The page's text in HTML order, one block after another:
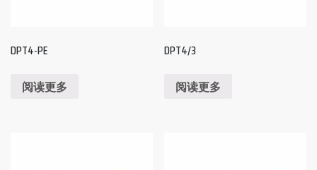
DPT4-PE
阅读更多
DPT4/3
阅读更多